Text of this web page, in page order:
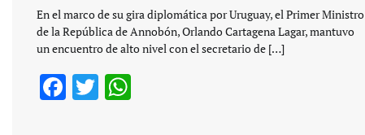
En el marco de su gira diplomática por Uruguay, el Primer Ministro
de la República de Annobón, Orlando Cartagena Lagar, mantuvo
un encuentro de alto nivel con el secretario de […]
Facebook
Twitter